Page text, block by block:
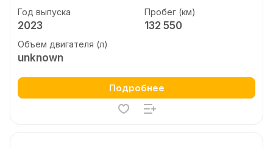
Год выпуска
2023
Пробег (км)
132 550
Объем двигателя (л)
unknown
Подробнее